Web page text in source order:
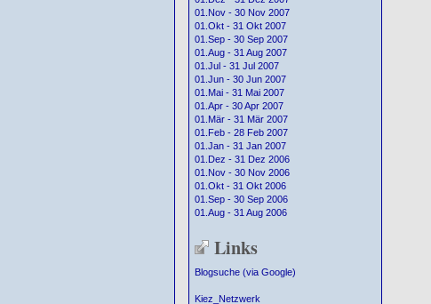
01.Nov - 30 Nov 2007
01.Okt - 31 Okt 2007
01.Sep - 30 Sep 2007
01.Aug - 31 Aug 2007
01.Jul - 31 Jul 2007
01.Jun - 30 Jun 2007
01.Mai - 31 Mai 2007
01.Apr - 30 Apr 2007
01.Mär - 31 Mär 2007
01.Feb - 28 Feb 2007
01.Jan - 31 Jan 2007
01.Dez - 31 Dez 2006
01.Nov - 30 Nov 2006
01.Okt - 31 Okt 2006
01.Sep - 30 Sep 2006
01.Aug - 31 Aug 2006
Links
Blogsuche (via Google)
Kiez_Netzwerk